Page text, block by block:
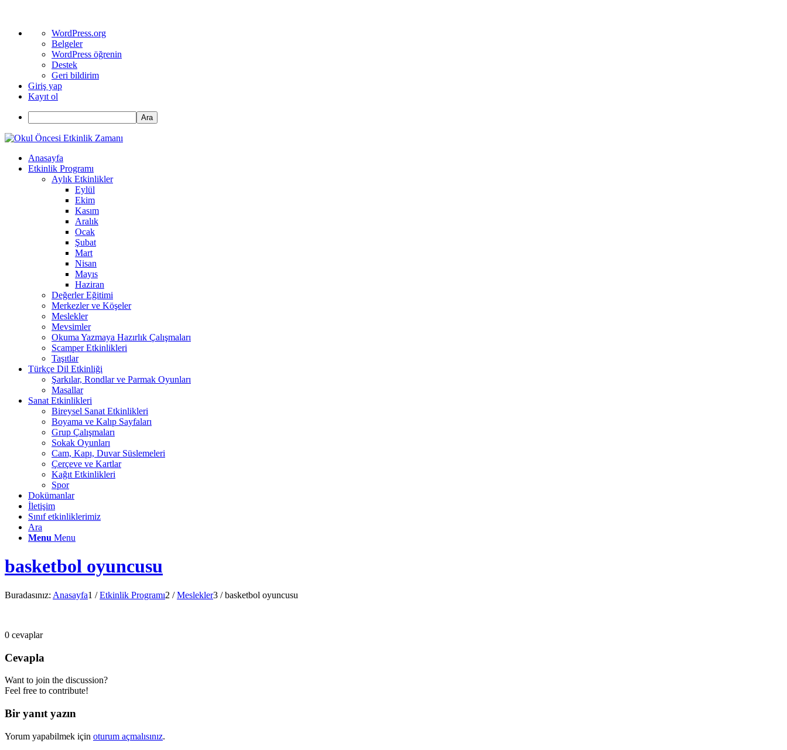
WordPress
hakkında
WordPress.org
Belgeler
WordPress öğrenin
Destek
Geri bildirim
Giriş yap
Kayıt ol
Ara
Anasayfa
Etkinlik Programı
Aylık Etkinlikler
Eylül
Ekim
Kasım
Aralık
Ocak
Şubat
Mart
Nisan
Mayıs
Haziran
Değerler Eğitimi
Merkezler ve Köşeler
Meslekler
Mevsimler
Okuma Yazmaya Hazırlık Çalışmaları
Scamper Etkinlikleri
Taşıtlar
Türkçe Dil Etkinliği
Şarkılar, Rondlar ve Parmak Oyunları
Masallar
Sanat Etkinlikleri
Bireysel Sanat Etkinlikleri
Boyama ve Kalıp Sayfaları
Grup Çalışmaları
Sokak Oyunları
Cam, Kapı, Duvar Süslemeleri
Çerçeve ve Kartlar
Kağıt Etkinlikleri
Spor
Dokümanlar
İletişim
Sınıf etkinliklerimiz
Ara
Menu Menu
basketbol oyuncusu
Buradasınız: Anasayfa1 / Etkinlik Programı2 / Meslekler3 / basketbol oyuncusu
0 cevaplar
Cevapla
Want to join the discussion?
Feel free to contribute!
Bir yanıt yazın
Yorum yapabilmek için oturum açmalısınız.